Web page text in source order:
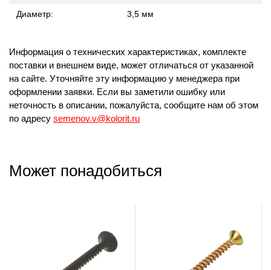
Диаметр: 3,5 мм
Информация о технических характеристиках, комплекте
поставки и внешнем виде, может отличаться от указанной
на сайте. Уточняйте эту информацию у менеджера при
оформлении заявки. Если вы заметили ошибку или
неточность в описании, пожалуйста, сообщите нам об этом
по адресу semenov.v@kolorit.ru
Может понадобиться